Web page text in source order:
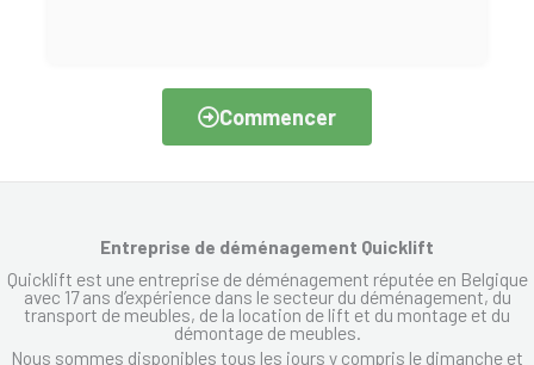
Commencer
Entreprise de déménagement Quicklift
Quicklift est une entreprise de déménagement réputée en Belgique
avec 17 ans d’expérience dans le secteur du déménagement, du
transport de meubles, de la location de lift et du montage et du
démontage de meubles.
Nous sommes disponibles tous les jours y compris le dimanche et